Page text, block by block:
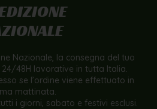
Nazionale, la consegna del tuo
48H lavorative in tutta Italia.
se l’ordine viene effettuato in
mattinata.
i giorni, sabato e festivi esclusi.